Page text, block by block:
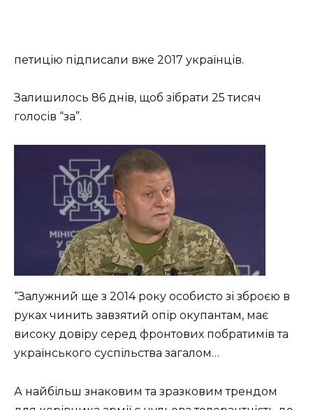
петицію підписали вже 2017 українців.
Залишилось 86 днів, щоб зібрати 25 тисяч
голосів “за”.
“Залужний ще з 2014 року особисто зі зброєю в
руках чинить завзятий опір окупантам, має
високу довіру серед фронтових побратимів та
українського суспільства загалом…
А найбільш знаковим та зразковим трендом